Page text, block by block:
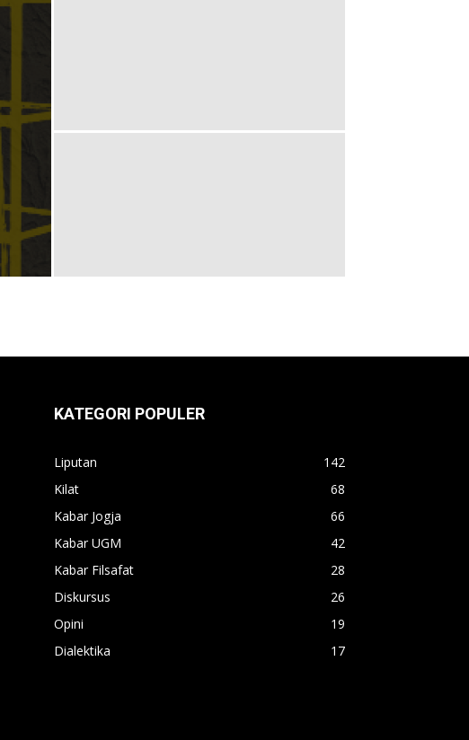
KATEGORI POPULER
Liputan
142
Kilat
68
Kabar Jogja
66
Kabar UGM
42
Kabar Filsafat
28
Diskursus
26
Opini
19
Dialektika
17